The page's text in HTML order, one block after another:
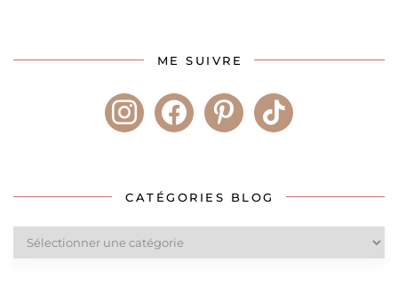
ME SUIVRE
instagramfacebookpinteresttiktok
CATÉGORIES BLOG
blog